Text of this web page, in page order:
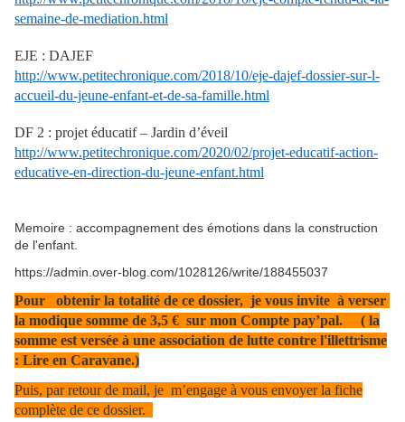
semaine-de-mediation.html
EJE : DAJEF
http://www.petitechronique.com/2018/10/eje-dajef-dossier-sur-l-
accueil-du-jeune-enfant-et-de-sa-famille.html
DF 2 : projet éducatif – Jardin d’éveil
http://www.petitechronique.com/2020/02/projet-educatif-action-
educative-en-direction-du-jeune-enfant.html
Memoire : accompagnement des émotions dans la construction
de l'enfant.
https://admin.over-blog.com/1028126/write/188455037
Pour obtenir la totalité de ce dossier, je vous invite à verser
la modique somme de 3,5 € sur mon Compte pay’pal. ( la
somme est versée à une association de lutte contre l'illettrisme
: Lire en Caravane.)
Puis, par retour de mail, je m’engage à vous envoyer la fiche
complète de ce dossier.